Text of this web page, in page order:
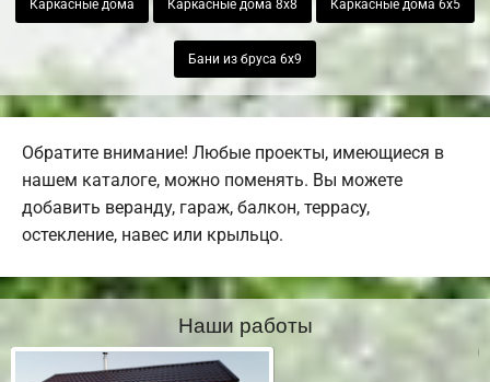
Каркасные дома Каркасные дома 8х8 Каркасные дома 6х5
Бани из бруса 6х9
Обратите внимание! Любые проекты, имеющиеся в
нашем каталоге, можно поменять. Вы можете
добавить веранду, гараж, балкон, террасу,
остекление, навес или крыльцо.
Наши работы